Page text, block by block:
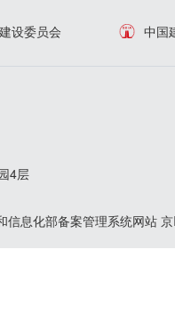
设委员会 中国
4层
信息化部备案管理系统网站